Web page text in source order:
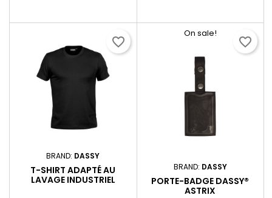
BRAND: DASSY
T-SHIRT ADAPTÉ AU
LAVAGE INDUSTRIEL
favorite_border
On sale!
BRAND: DASSY
PORTE-BADGE DASSY®
ASTRIX
favorite_border